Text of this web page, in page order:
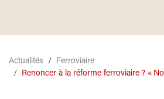
Actualités
Ferroviaire
Renoncer à la réforme ferroviaire ? «